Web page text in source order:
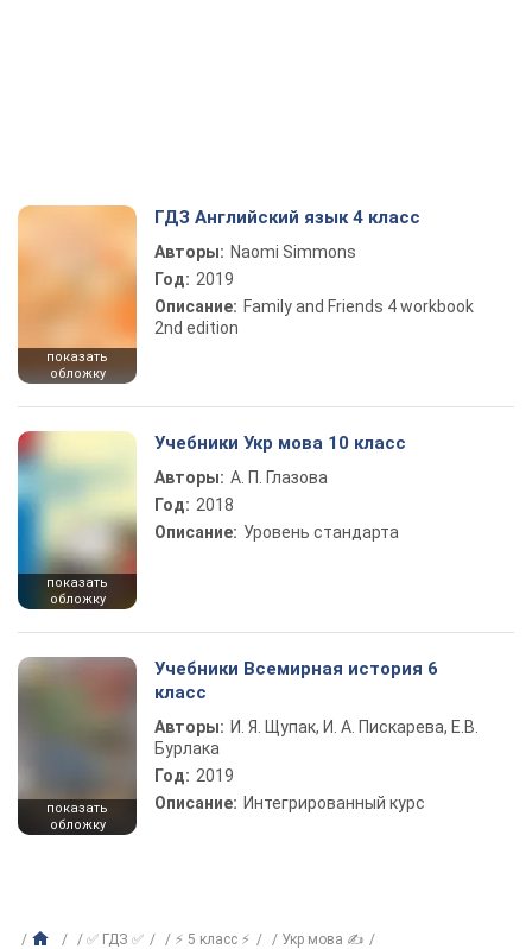
показать
обложку
ГДЗ Английский язык 4 класс
Авторы: Naomi Simmons
Год: 2019
Описание: Family and Friends 4 workbook
2nd edition
показать
обложку
Учебники Укр мова 10 класс
Авторы: А. П. Глазова
Год: 2018
Описание: Уровень стандарта
показать
обложку
Учебники Всемирная история 6
класс
Авторы: И. Я. Щупак, И. А. Пискарева, Е.В.
Бурлака
Год: 2019
Описание: Интегрированный курс
✅ ГДЗ ✅ ⚡ 5 класс ⚡
Укр мова ✍